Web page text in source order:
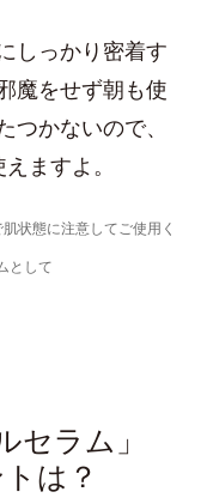
しっかり密着す
魔をせず朝も使
つかないので、
ますよ。
状態に注意してご使用く
として
セラム」
は？